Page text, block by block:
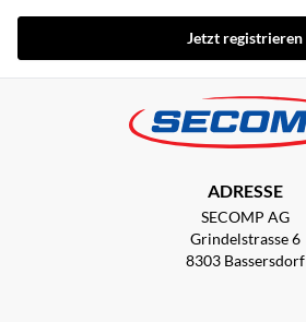
Jetzt registrieren
ADRESSE
SECOMP AG
Grindelstrasse 6
8303 Bassersdorf